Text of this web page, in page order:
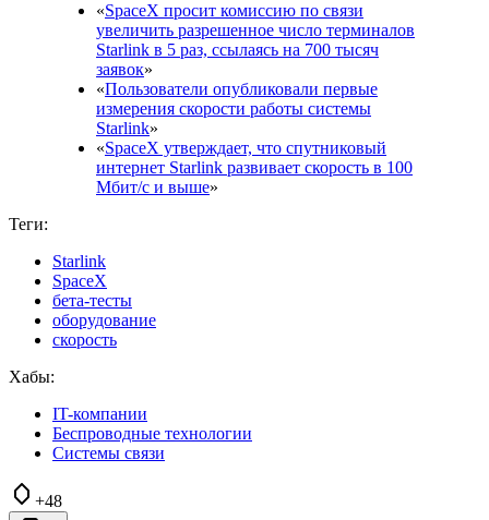
«SpaceX просит комиссию по связи
увеличить разрешенное число терминалов
Starlink в 5 раз, ссылаясь на 700 тысяч
заявок»
«Пользователи опубликовали первые
измерения скорости работы системы
Starlink»
«SpaceX утверждает, что спутниковый
интернет Starlink развивает скорость в 100
Мбит/с и выше»
Теги:
Starlink
SpaceX
бета-тесты
оборудование
скорость
Хабы:
IT-компании
Беспроводные технологии
Системы связи
+48